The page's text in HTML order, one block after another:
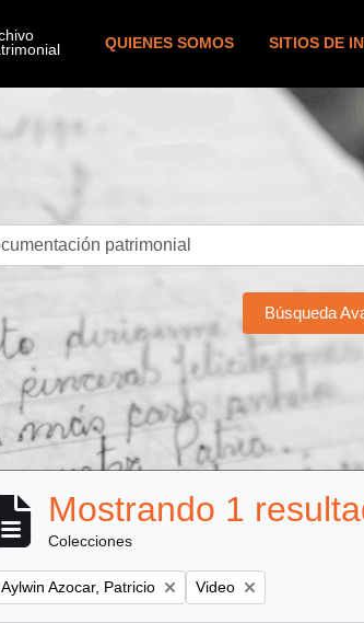
QUIENES SOMOS SITIOS DE
Búsqueda
Mostrando 1
Colecciones
Remove filter:
Aylwin Azocar, Patricio Remove filter:
Video